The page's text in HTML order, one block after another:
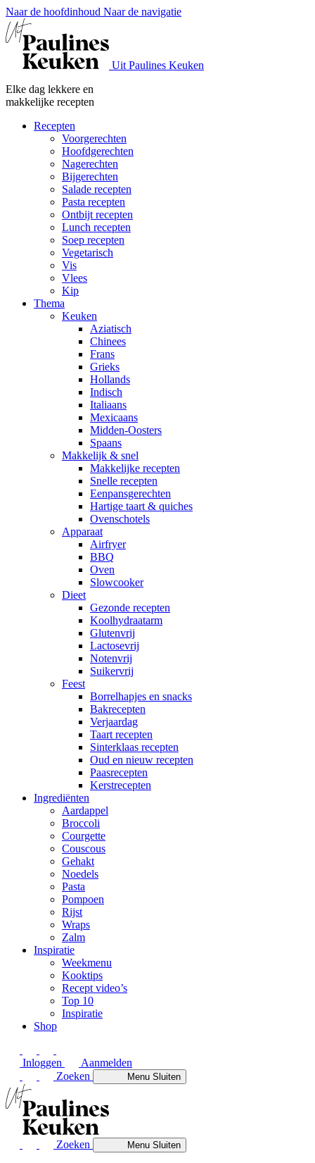
Naar de hoofdinhoud Naar de navigatie
Uit Paulines Keuken
Elke dag lekkere en
makkelijke recepten
Recepten
Voorgerechten
Hoofdgerechten
Nagerechten
Bijgerechten
Salade recepten
Pasta recepten
Ontbijt recepten
Lunch recepten
Soep recepten
Vegetarisch
Vis
Vlees
Kip
Thema
Keuken
Aziatisch
Chinees
Frans
Grieks
Hollands
Indisch
Italiaans
Mexicaans
Midden-Oosters
Spaans
Makkelijk & snel
Makkelijke recepten
Snelle recepten
Eenpansgerechten
Hartige taart & quiches
Ovenschotels
Apparaat
Airfryer
BBQ
Oven
Slowcooker
Dieet
Gezonde recepten
Koolhydraatarm
Glutenvrij
Lactosevrij
Notenvrij
Suikervrij
Feest
Borrelhapjes en snacks
Bakrecepten
Verjaardag
Taart recepten
Sinterklaas recepten
Oud en nieuw recepten
Paasrecepten
Kerstrecepten
Ingrediënten
Aardappel
Broccoli
Courgette
Couscous
Gehakt
Noedels
Pasta
Pompoen
Rijst
Wraps
Zalm
Inspiratie
Weekmenu
Kooktips
Recept video’s
Top 10
Inspiratie
Shop
Inloggen
Aanmelden
Zoeken
MenuSluiten
Zoeken MenuSluiten